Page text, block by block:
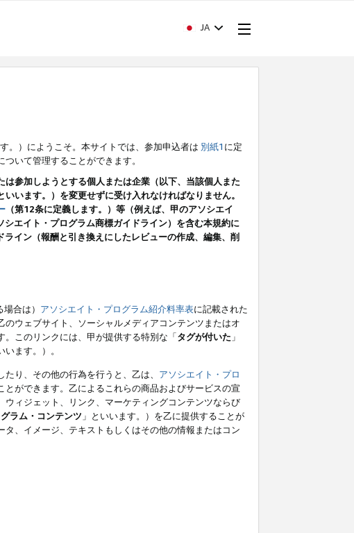
JA
。）にようこそ。本サイトでは、参加申込者は 別紙1 に定
いて管理することができます。
参加しようとする個人または企業（以下、当該個人また
います。）を変更せずに受け入れなければなりません。
（第12条に定義します。）等（例えば、甲のアソシエイ
エイト・プログラム商標ガイドライン）を含む本規約に
イン（報酬と引き換えにしたレビューの作成、編集、削
合は） アソシエイト・プログラム紹介料率表に記載された
ウェブサイト、ソーシャルメディアコンテンツまたはオ
。このリンクには、甲が提供する特別な「タグが付いた 」
います。）。
り、その他の行為を行うと、乙は、 アソシエイト・プロ
ができます。乙によるこれらの商品およびサービスの宣
ィジェット、リンク、マーケティングコンテンツならび
ラム・コンテンツ 」といいます。）を乙に提供することが
、イメージ、テキストもしくはその他の情報またはコン